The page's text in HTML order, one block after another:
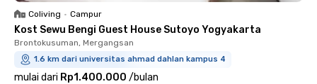
Coliving • Campur
Kost Sewu Bengi Guest House Sutoyo Yogyakarta
Brontokusuman, Mergangsan
1.6 km dari universitas ahmad dahlan kampus 4
mulai dari Rp1.400.000 /bulan